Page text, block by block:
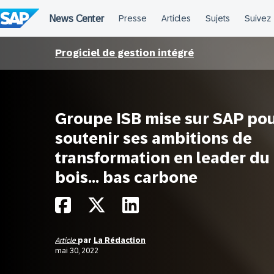
au
contenu
Progiciel de gestion intégré
Groupe ISB mise sur SAP
soutenir ses ambitions de
transformation en leader du
bois… bas carbone
Article par La Rédaction
mai 30, 2022